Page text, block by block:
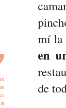
mí la
en
de